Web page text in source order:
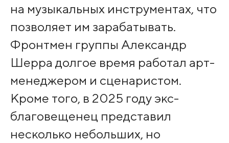
на музыкальных инструментах, что
позволяет им зарабатывать.
Фронтмен группы Александр
Шерра долгое время работал арт-
менеджером и сценаристом.
Кроме того, в 2025 году экс-
благовещенец представил
несколько небольших, но